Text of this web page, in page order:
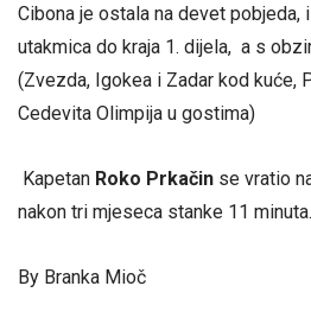
Cibona je ostala na devet pobjeda,
utakmica do kraja 1. dijela, a s
(Zvezda, Igokea i Zadar kod kuće,
Cedevita Olimpija u gostima)
Kapetan Roko Prkačin se vratio
nakon tri mjeseca stanke 11 minuta.
By Branka Mioč